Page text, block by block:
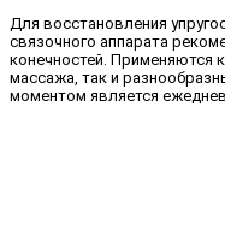
Для восстановления
связочного аппарата
конечностей. Применяются
массажа, так и
моментом является